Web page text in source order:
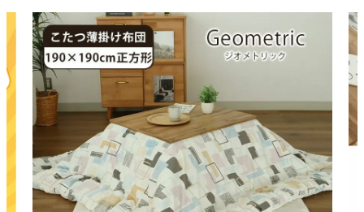
キーワード・商品番号で探す
最短発送 冷感ラグ 冷感寝具 ワークデスク ウィルトンラ